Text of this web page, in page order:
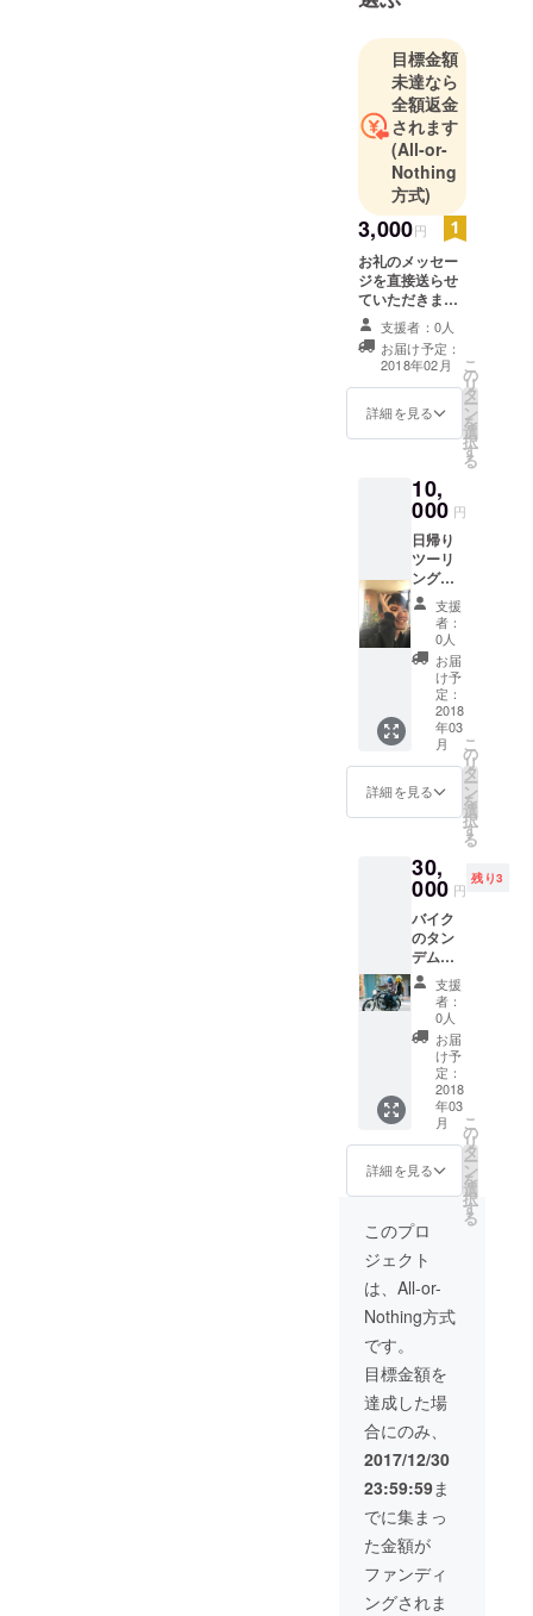
目標金額
未達なら
全額返金
されます
(All-or-
Nothing
方式)
3,000円
お礼のメッセー
ジを直接送らせ
ていただきま
す！ バイクであ
なたのおうちに
お手紙を届けさ
せてください
支援者：0人
お届け予定：
2018年02月
詳細を見る
こ
の
リ
タ
ー
ン
を
選
択
す
る
10,
000 円
日帰り
ツーリ
ング同
行！ 都
内から
行ける
日帰り
ツーリ
ングに
同行し
ます☺︎
海沿い
を走る
のが
だーい
すきで
支援
者：
0人
お届
け予
定：
2018
年03
月
詳細を見る
こ
の
リ
タ
ー
ン
を
選
択
す
る
30,
000 円
残り3
バイク
のタン
デム走
行（2人
乗り）
で都内
をご案
内☺︎ バ
イクで
しか行
けない
様な都
内の
細々と
した道
をご案
内しま
す！ バ
イクに
乗った
が無い
人がバ
持った
り、
「都内
にこん
なとこ
あった
ん
だ！」
ってと
こをご
紹介さ
せてい
ただき
支援
者：
0人
お届
け予
定：
2018
年03
月
詳細を見る
こ
の
リ
タ
ー
ン
を
選
択
す
る
このプロ
ジェクト
は、All-or-
Nothing方式
です。
目標金額を
達成した場
合にのみ、
2017/12/30
23:59:59ま
でに集まっ
た金額が
ファンディ
ングされま